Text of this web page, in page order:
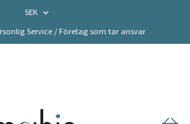
SEK
Service / Företag som tar ansvar